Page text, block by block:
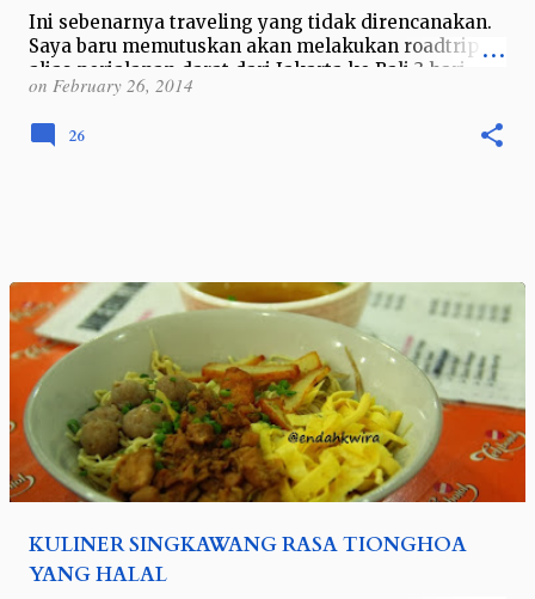
Ini sebenarnya traveling yang tidak direncanakan.
Saya baru memutuskan akan melakukan roadtrip
alias perjalanan darat dari Jakarta ke Bali 3 hari
sebelum libur di tanggal 9 Juni …
on February 26, 2014
26
KULINER SINGKAWANG RASA TIONGHOA
YANG HALAL